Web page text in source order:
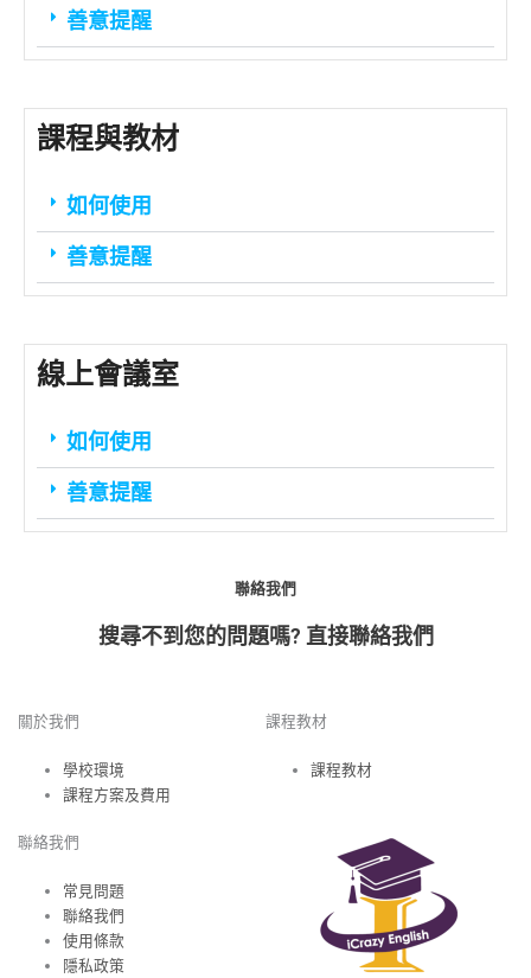
善意提醒
課程與教材
如何使用
善意提醒
線上會議室
如何使用
善意提醒
聯絡我們
搜尋不到您的問題嗎? 直接聯絡我們
關於我們
學校環境
課程方案及費用
課程教材
課程教材
聯絡我們
常見問題
聯絡我們
使用條款
隱私政策